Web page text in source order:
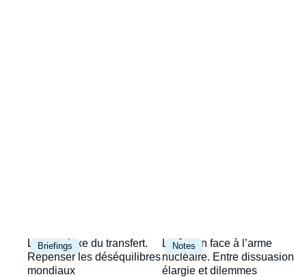
Briefings
Image
principale
Le paradoxe du transfert.
Repenser les déséquilibres
mondiaux
Notes
Image
principale
Le Japon face à l’arme
nucléaire. Entre dissuasion
élargie et dilemmes